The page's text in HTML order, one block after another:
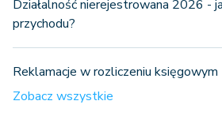
Działalność nierejestrowana 2026 -
przychodu?
Reklamacje w rozliczeniu księgowym
Zobacz wszystkie